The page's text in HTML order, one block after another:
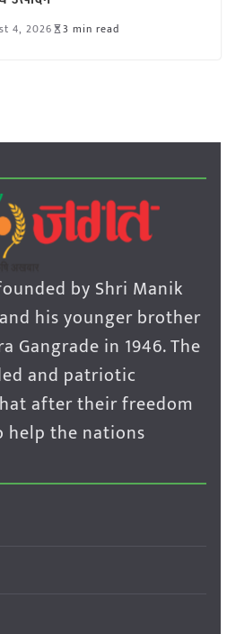
4, 2026 3 min read
by Shri Manik
his younger brother
Gangrade in 1946. The
and patriotic
after their freedom
the nations